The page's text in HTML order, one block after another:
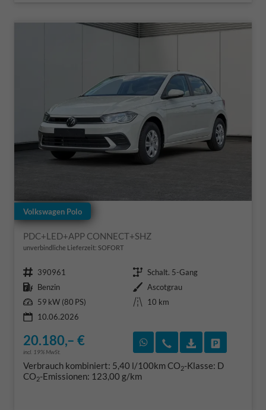
Volkswagen Polo
PDC+LED+APP CONNECT+SHZ
unverbindliche Lieferzeit: SOFORT
Fahrzeugnr. 390961 Getriebe Schalt. 5-Gang
Kraftstoff Benzin Außenfarbe Ascotgrau
Leistung 59 kW (80 PS) Kilometerstand
10 km
10.06.2026
20.180,– €
incl. 19% MwSt.
Rückruf vereinbaren
Wir rufen Sie an
Verbrauch kombiniert: 5,40 l/100kmCO2-Klasse: D
CO2-Emissionen: 123,00 g/km